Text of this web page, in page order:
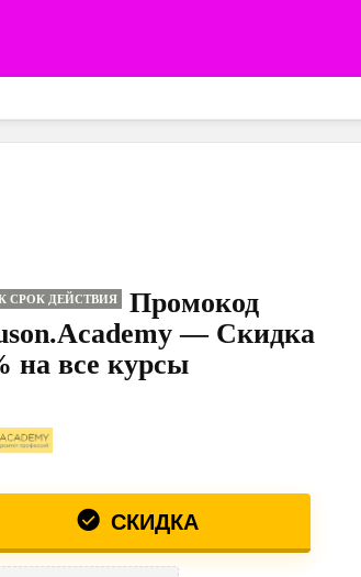
СРОК ДЕЙСТВИЯ
Промокод
— Скидка
на все курсы
СКИДКА